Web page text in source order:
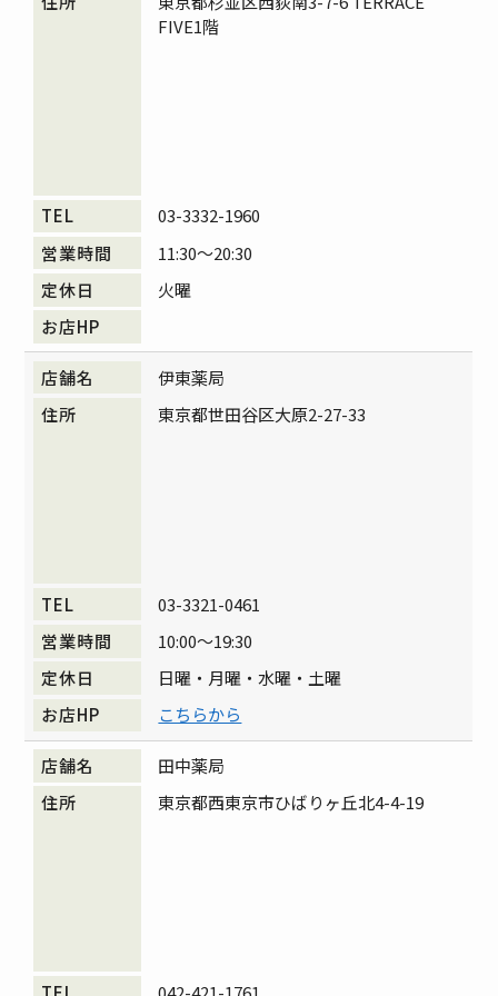
FIVE1階
03-3332-1960
11:30～20:30
火曜
伊東薬局
東京都世田谷区大原2-27-33
03-3321-0461
10:00～19:30
日曜・月曜・水曜・土曜
こちらから
田中薬局
東京都西東京市ひばりヶ丘北4-4-19